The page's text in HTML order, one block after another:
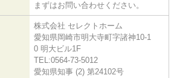
まずはお問い合わせください。
株式会社 セレクトホーム
愛知県岡崎市明大寺町字諸神10-1
0 明大ビル1F
TEL:0564-73-5012
愛知県知事 (2) 第24102号